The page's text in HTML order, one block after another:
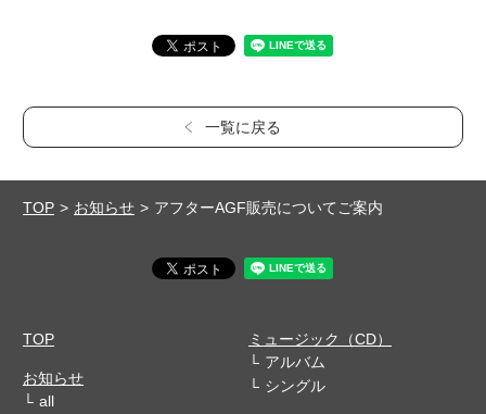
一覧に戻る
TOP お知らせ アフターAGF販売についてご案内
TOP
お知らせ
all
ミュージック（CD）
アルバム
シングル